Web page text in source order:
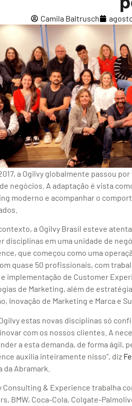
Camila Baltrusch
a Ogilvy globalmente passou
negócios. A adaptação é vista
moderno e acompanhar o
a Ogilvy Brasil esteve
disciplinas em uma unidade de
que começou como uma
quase 50 profissionais, com
implementação de Customer
de Marketing, além de
Inovação de Marketing e Marca e
Ogilvy estas novas disciplinas só
com os nossos clientes. A
a esta demanda, de forma ágil,
auxilia inteiramente nisso”, diz
da Abramark.
Consulting & Experience trabalha
BMW, Coca-Cola, Colgate-